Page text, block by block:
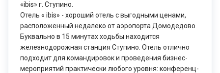
Базы и лагеря для сборов по хоккею, предлагаемые нами для
своих клиентов, обладают всей необходимой
инфраструктурой и инвентарем для занятий хоккеем,
силовыми и общеразвивающими упражнениями. На всех
объектах из нашего каталога предоставляется полноценное
питание и созданы условия для комфортабельного
«ibis» г. Ступино.
Отель « ibis» - хороший отель с выгодными ценами,
расположенный недалеко от аэропорта Домодедово.
Буквально в 15 минутах ходьбы находится
железнодорожная станция Ступино. Отель отлично
подходит для командировок и проведения бизнес-
мероприятий практически любого уровня: конференц-